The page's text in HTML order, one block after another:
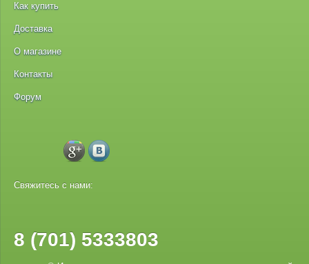
Как купить
Доставка
О магазине
Контакты
Форум
Свяжитесь с нами:
8 (701) 5333803